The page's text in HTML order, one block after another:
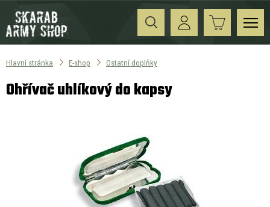
Hlavní stránka E-shop Ostatní doplňky
Ohřívač uhlíkový do kapsy